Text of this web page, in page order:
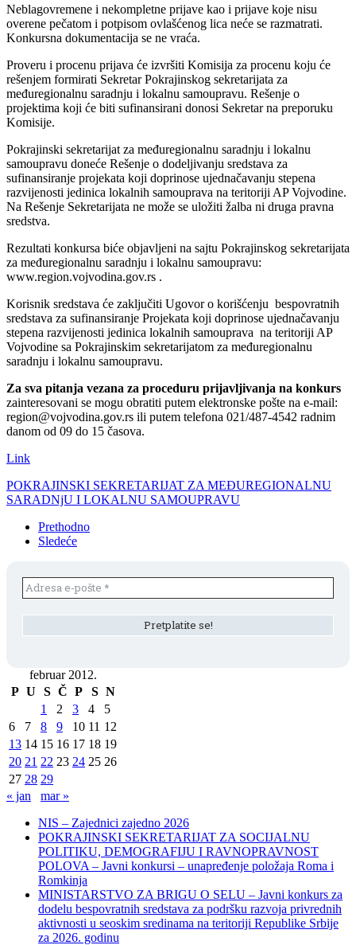
Neblagovremene i nekompletne prijave kao i prijave koje nisu
overene pečatom i potpisom ovlašćenog lica neće se razmatrati.
Konkursna dokumentacija se ne vraća.
Proveru i procenu prijava će izvršiti Komisija za procenu koju će
rešenjem formirati Sekretar Pokrajinskog sekretarijata za
međuregionalnu saradnju i lokalnu samoupravu. Rešenje o
projektima koji će biti sufinansirani donosi Sekretar na preporuku
Komisije.
Pokrajinski sekretarijat za međuregionalnu saradnju i lokalnu
samoupravu doneće Rešenje o dodeljivanju sredstava za
sufinansiranje projekata koji doprinose ujednačavanju stepena
razvijenosti jedinica lokalnih samouprava na teritoriji AP Vojvodine.
Na Rešenje Sekretarijata ne može se uložiti žalba ni druga pravna
sredstva.
Rezultati konkursa biće objavljeni na sajtu Pokrajinskog sekretarijata
za međuregionalnu saradnju i lokalnu samoupravu:
www.region.vojvodina.gov.rs .
Korisnik sredstava će zaključiti Ugovor o korišćenju bespovratnih
sredstava za sufinansiranje Projekata koji doprinose ujednačavanju
stepena razvijenosti jedinica lokalnih samouprava na teritoriji AP
Vojvodine sa Pokrajinskim sekretarijatom za međuregionalnu
saradnju i lokalnu samoupravu.
Za sva pitanja vezana za proceduru prijavljivanja na konkurs
zainteresovani se mogu obratiti putem elektronske pošte na e-mail:
region@vojvodina.gov.rs ili putem telefona 021/487-4542 radnim
danom od 09 do 15 časova.
Link
POKRAJINSKI SEKRETARIJAT ZA MEĐUREGIONALNU
SARADNjU I LOKALNU SAMOUPRAVU
Prethodno
Sledeće
februar 2012.
P U S Č P S N
1
2 3 4
5
6
7 8 9 10 11 12
13 14 15 16 17 18 19
20 21 22 23 24 25 26
27 28 29
« jan
mar »
NIS – Zajednici zajedno 2026
POKRAJINSKI SEKRETARIJAT ZA SOCIJALNU
POLITIKU, DEMOGRAFIJU I RAVNOPRAVNOST
POLOVA – Javni konkursi – unapređenje položaja Roma i
Romkinja
MINISTARSTVO ZA BRIGU O SELU – Javni konkurs za
dodelu bespovratnih sredstava za podršku razvoja privrednih
aktivnosti u seoskim sredinama na teritoriji Republike Srbije
za 2026. godinu